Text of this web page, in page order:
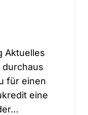
Aktuelles
durchaus
für einen
eine